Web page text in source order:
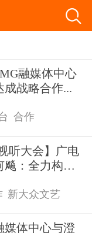
融媒体中心
成战略合作...
合作
听大会】广电
飚：全力构建
新大众文艺
媒体中心与澄